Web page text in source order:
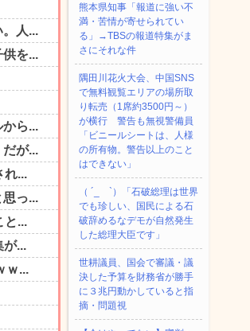
熊本県知事「報道に強い不
満・苦情が寄せられてい
る」→TBSの報道特集がま
さにそれな件
隅田川花火大会、中国SNS
で無料観覧エリアの場所取
り転売（1席約3500円～）
が横行 警告も無視警備員
「ビニールシートは、人様
の所有物。警告以上のこと
はできない」
（ ´_ゝ`）「石破総理は世界
でも珍しい、国民による石
破辞めるなデモが自然発生
した総理大臣です」
世耕議員、国会で審議・議
決した予算を財務省が勝手
に３兆円動かしていると指
摘・問題視